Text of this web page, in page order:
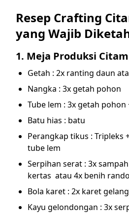
Resep Crafting
yang Wajib
1. Meja Produksi
Getah : 2x ranting daun
Nangka : 3x getah pohon
Tube lem : 3x getah
Batu hias : batu
Perangkap tikus : Tripleks
tube lem
Serpihan serat : 3x
kertas atau 4x benih
Bola karet : 2x karet
Kayu gelondongan : 3x